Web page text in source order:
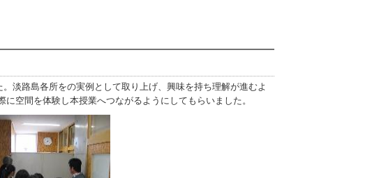
淡路島各所をの実例として取り上げ、興味を持ち理解が進むよ
空間を体験し本授業へつながるようにしてもらいました。